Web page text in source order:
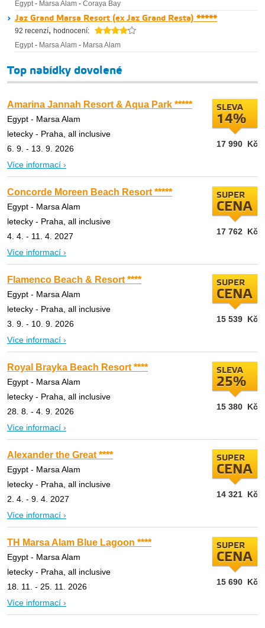
Egypt - Marsa Alam - Coraya Bay
Jaz Grand Marsa Resort (ex Jaz Grand Resta) *****
92 recenzí, hodnocení:
Egypt - Marsa Alam - Marsa Alam
Top nabídky dovolené
Amarina Jannah Resort & Aqua Park *****
Egypt - Marsa Alam
letecky - Praha, all inclusive
6. 9. - 13. 9. 2026
Více informací ›
SLEVA
14%
17 990 Kč
Concorde Moreen Beach Resort *****
Egypt - Marsa Alam
letecky - Praha, all inclusive
4. 4. - 11. 4. 2027
Více informací ›
SUPER
CENA
17 762 Kč
Flamenco Beach & Resort ****
Egypt - Marsa Alam
letecky - Praha, all inclusive
3. 9. - 10. 9. 2026
Více informací ›
SUPER
CENA
15 539 Kč
Royal Brayka Beach Resort ****
Egypt - Marsa Alam
letecky - Praha, all inclusive
28. 8. - 4. 9. 2026
Více informací ›
SLEVA
25%
15 380 Kč
Alexander the Great ****
Egypt - Marsa Alam
letecky - Praha, all inclusive
2. 4. - 9. 4. 2027
Více informací ›
SUPER
CENA
14 321 Kč
TH Marsa Alam Blue Lagoon ****
Egypt - Marsa Alam
letecky - Praha, all inclusive
18. 11. - 25. 11. 2026
Více informací ›
SUPER
CENA
15 690 Kč